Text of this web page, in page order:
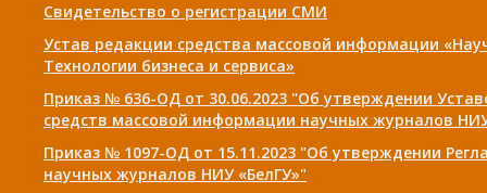
Свидетельство о регистрации СМИ
Устав редакции средства массовой информации
Технологии бизнеса и сервиса»
Приказ № 636-ОД от 30.06.2023 "Об утверждении
средств массовой информации научных журналов
Приказ № 1097-ОД от 15.11.2023 "Об утверждении
научных журналов НИУ «БелГУ»"